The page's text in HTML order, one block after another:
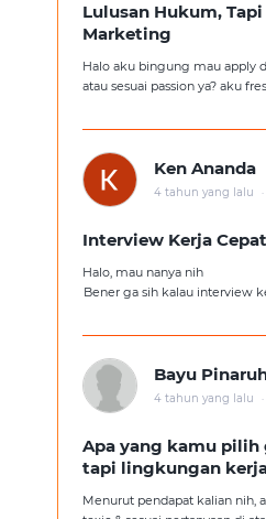
Lulusan Hukum,
Marketing
Halo aku bingung mau apply
atau sesuai passion ya? aku
marketing. Ortuku tentu kasi
Ken Ananda
4 tahun yang lalu .
Interview Kerja
Halo, mau nanya nih
Bener ga sih kalau interview
Tolong pencerahannya dong
Bayu
4 tahun yang lalu .
Apa yang kamu pilih
tapi lingkungan
nyaman
Menurut pendapat kalian nih,